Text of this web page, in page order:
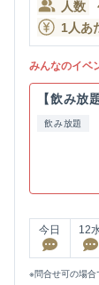
人数
1人あ
みんなのイベ
【飲み放
飲み放題
今日 12
※問合せ可の場合